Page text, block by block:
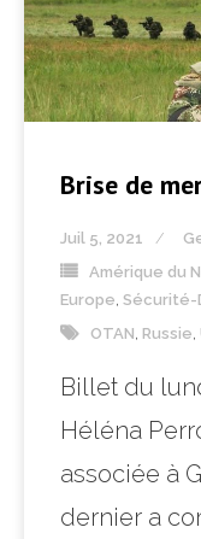
Brise de
Juil 5, 2021
Amérique du
Europe, Sécurité-
OTAN, Russie,
Billet du
Héléna
associée à
dernier a